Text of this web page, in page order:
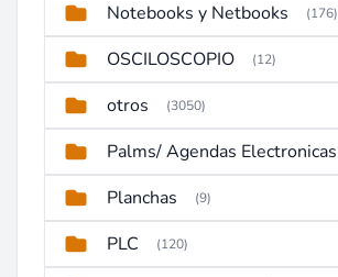
Notebooks y Netbooks (176)
OSCILOSCOPIO (12)
otros (3050)
Palms/ Agendas Electronicas
Planchas (9)
PLC (120)